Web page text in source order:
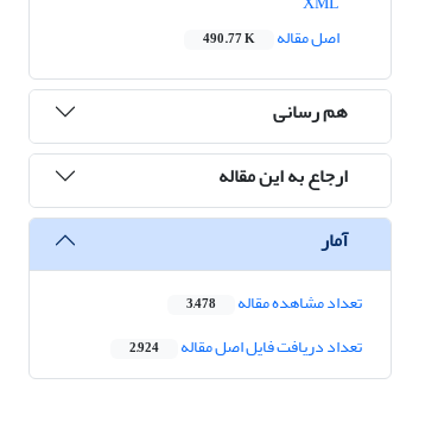
اصل مقاله
490.77 K
هم رسانی
ارجاع به این مقاله
آمار
تعداد مشاهده مقاله 3,478
تعداد دریافت فایل اصل مقاله 2,924